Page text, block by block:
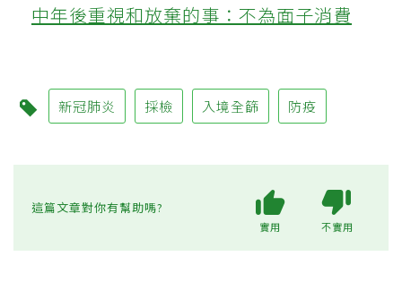
中年後重視和放棄的事：不為面子消費
新冠肺炎 採檢 入境全篩 防疫
這篇文章對你有幫助嗎?
實用 不實用